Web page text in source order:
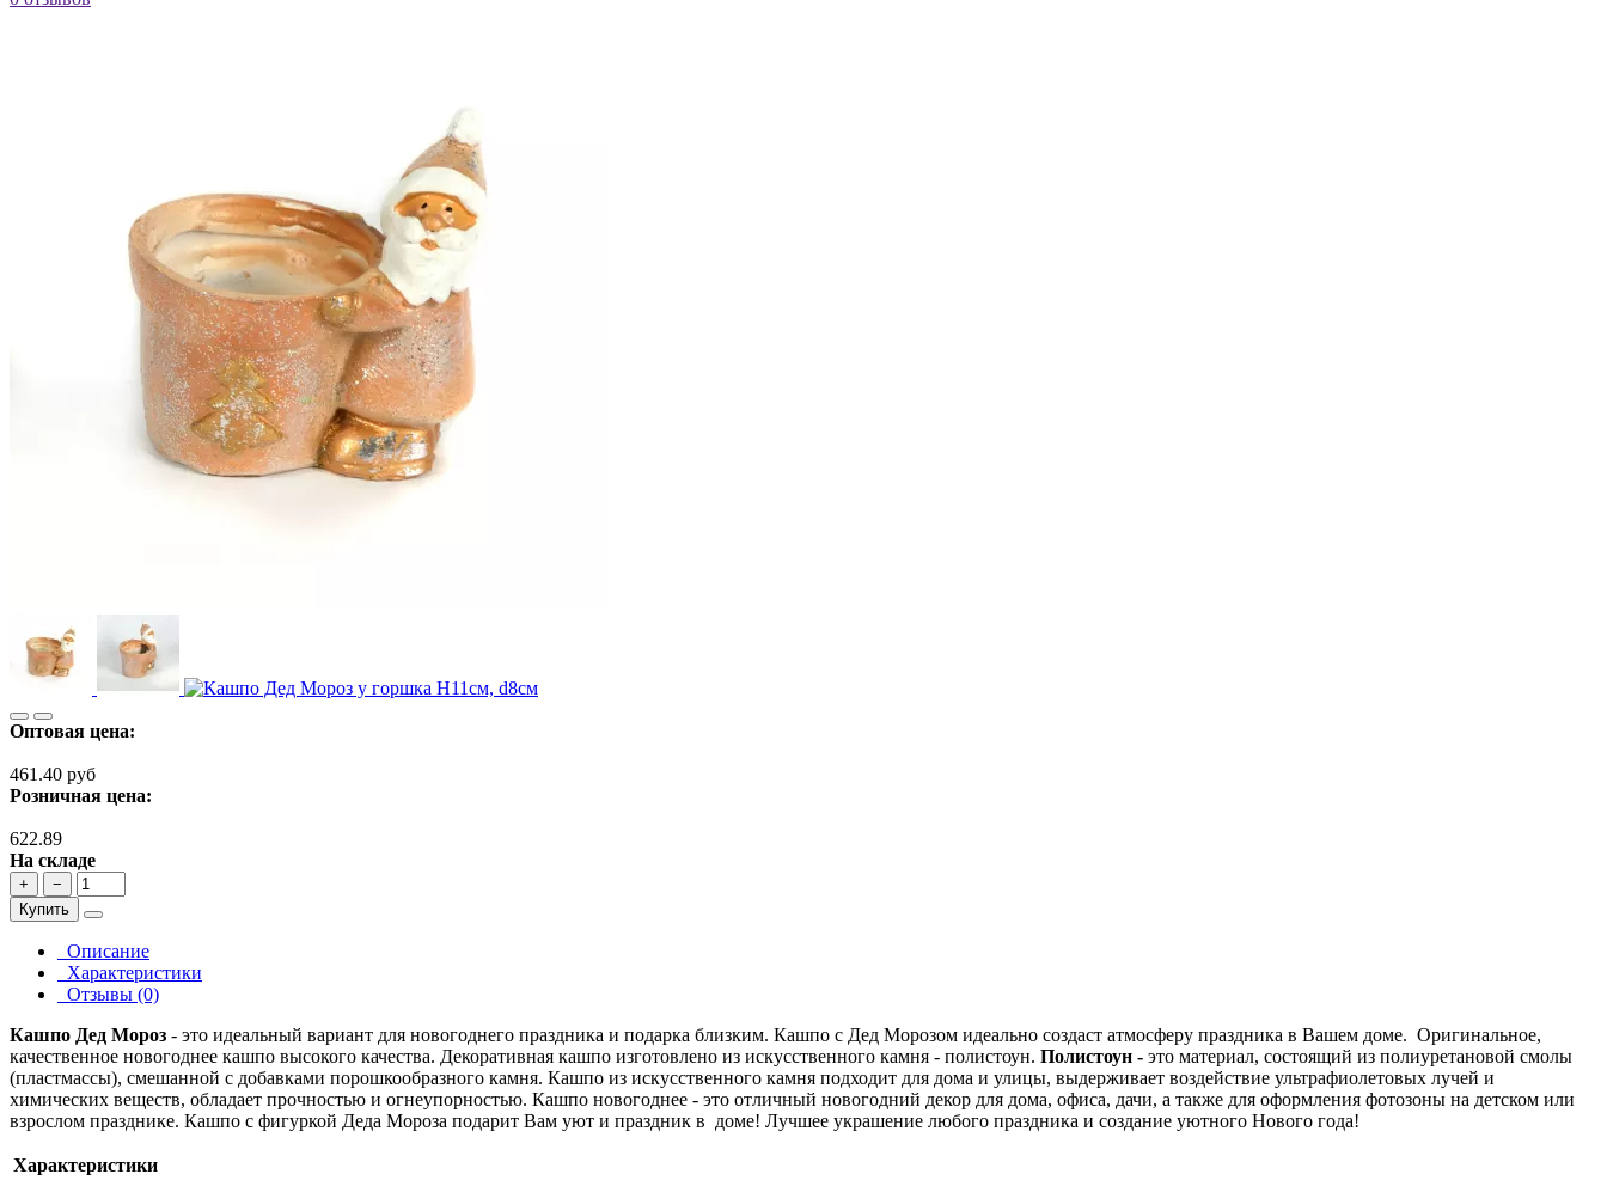
Оптовая цена:
461.40 руб
Розничная цена:
622.89
На складе
+
−
Купить
Описание
Характеристики
Отзывы (0)
Кашпо Дед Мороз - это идеальный вариант для новогоднего праздника и подарка близким. Кашпо с Дед Морозом идеально создаст атмосферу праздника в Вашем доме. Оригинальное,
качественное новогоднее кашпо высокого качества. Декоративная кашпо изготовлено из искусственного камня - полистоун. Полистоун - это материал, состоящий из полиуретановой смолы
(пластмассы), смешанной с добавками порошкообразного камня. Кашпо из искусственного камня подходит для дома и улицы, выдерживает воздействие ультрафиолетовых лучей и
химических веществ, обладает прочностью и огнеупорностью. Кашпо новогоднее - это отличный новогодний декор для дома, офиса, дачи, а также для оформления фотозоны на детском или
взрослом празднике. Кашпо с фигуркой Деда Мороза подарит Вам уют и праздник в доме! Лучшее украшение любого праздника и создание уютного Нового года!
Характеристики